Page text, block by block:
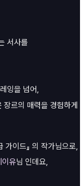
서사를
잉을 넘어,
장르의 매력을 경험하게
가이드』 의 작가님으로,
이유님 인데요,